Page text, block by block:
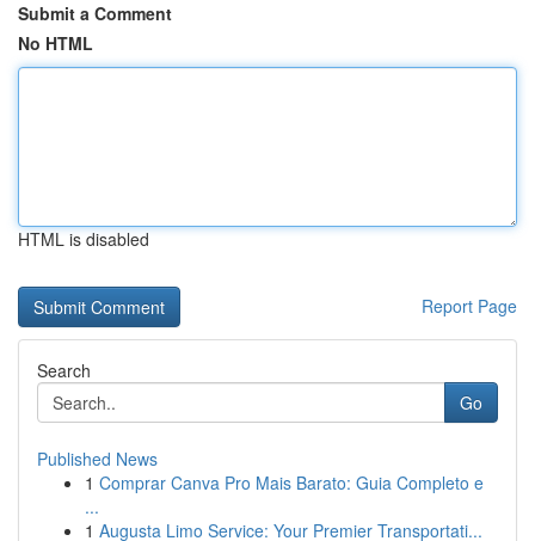
Submit a Comment
No HTML
HTML is disabled
Report Page
Search
Go
Published News
1 Comprar Canva Pro Mais Barato: Guia Completo e
...
1 Augusta Limo Service: Your Premier Transportati...